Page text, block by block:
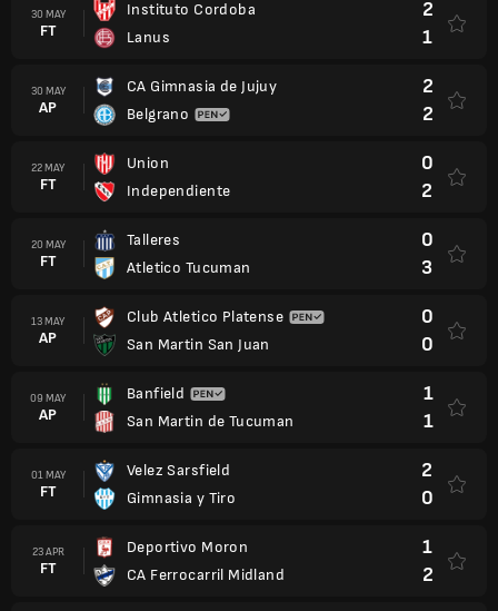
30 MAY
FT
Instituto Cordoba
Lanus
2
1
30 MAY
AP
CA Gimnasia de Jujuy
Belgrano
2
2
22 MAY
FT
Union
Independiente
0
2
20 MAY
FT
Talleres
Atletico Tucuman
0
3
13 MAY
AP
Club Atletico Platense
San Martin San Juan
0
0
09 MAY
AP
Banfield
San Martin de Tucuman
1
1
01 MAY
FT
Velez Sarsfield
Gimnasia y Tiro
2
0
23 APR
FT
Deportivo Moron
CA Ferrocarril Midland
1
2